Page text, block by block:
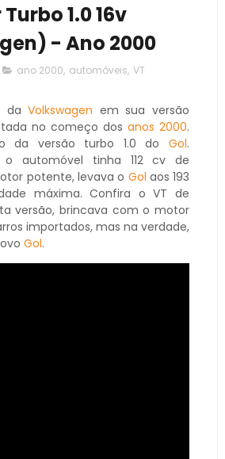
1.0 16v
- Ano 2000
ano 2000, automóveis, VT
daVolkswagen em sua versão
no começo dosanos 2000.
da versão turbo 1.0 doGol.
o automóvel tinha 112 cv de
potente, levava o Gol aos 193
máxima. Confira o VT de
versão, brincava com o motor
importados, mas na verdade,
Gol.